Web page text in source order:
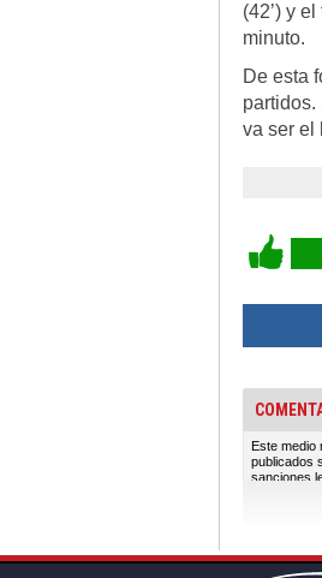
(42’) y
minuto.
De esta
partidos.
va ser el
Este medio
publicados
sanciones